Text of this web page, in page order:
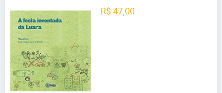
R$ 47,00